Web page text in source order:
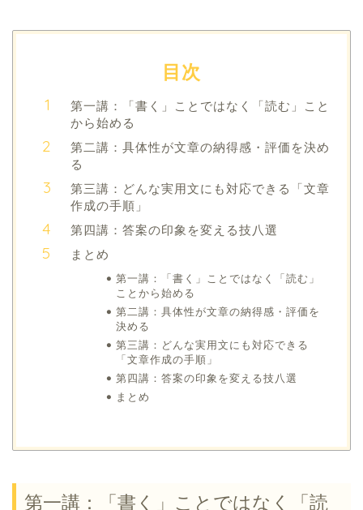
目次
第一講：「書く」ことではなく「読む」こと
から始める
第二講：具体性が文章の納得感・評価を決め
る
第三講：どんな実用文にも対応できる「文章
作成の手順」
第四講：答案の印象を変える技八選
まとめ
第一講：「書く」ことではなく「読む」
ことから始める
第二講：具体性が文章の納得感・評価を
決める
第三講：どんな実用文にも対応できる
「文章作成の手順」
第四講：答案の印象を変える技八選
まとめ
第一講：「書く」ことではなく「読